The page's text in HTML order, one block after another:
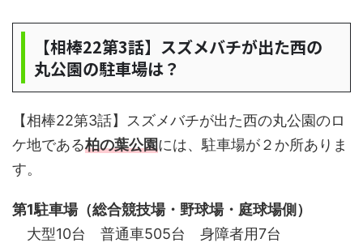
【相棒22第3話】スズメバチが出た西の
丸公園の駐車場は？
【相棒22第3話】スズメバチが出た西の丸公園のロ
ケ地である柏の葉公園には、駐車場が２か所ありま
す。
第1駐車場（総合競技場・野球場・庭球場側）
大型10台 普通車505台 身障者用7台